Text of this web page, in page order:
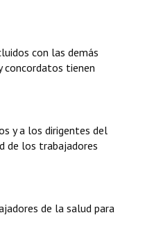
con las demás
concordatos tienen
y a los dirigentes del
de los trabajadores
de la salud para